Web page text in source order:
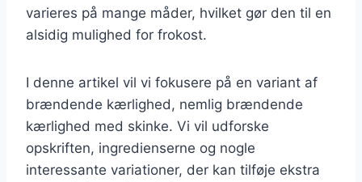
varieres på mange måder, hvilket gør den til en
alsidig mulighed for frokost.
I denne artikel vil vi fokusere på en variant af
brændende kærlighed, nemlig brændende
kærlighed med skinke. Vi vil udforske
opskriften, ingredienserne og nogle
interessante variationer, der kan tilføje ekstra